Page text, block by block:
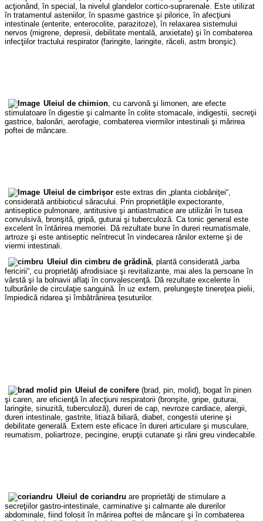
acţionând, în special, la nivelul glandelor cortico-suprarenale. Este utilizat
în tratamentul asteniilor, în spasme gastrice şi pilorice, în afecţiuni
intestinale (enterite, enterocolite, parazitoze), în relaxarea sistemului
nervos (migrene, depresii, debilitate mentală, anxietate) şi în combaterea
infecţiilor tractului respirator (faringite, laringite, răceli, astm bronşic).
Uleiul de chimion, cu carvonă şi limonen, are efecte
stimulatoare în digestie şi calmante în colite stomacale, indigestii, secreţii
gastrice, balonări, aerofagie, combaterea viermilor intestinali şi mărirea
poftei de mâncare.
Uleiul de cimbrişor este extras din „planta ciobăniţei“,
considerată antibioticul săracului. Prin proprietăţile expectorante,
antiseptice pulmonare, antitusive şi antiastmatice are utilizări în tusea
convulsivă, bronşită, gripă, guturai şi tuberculoză. Ca tonic general este
excelent în întărirea memoriei. Dă rezultate bune în dureri reumatismale,
artroze şi este antiseptic neîntrecut în vindecarea rănilor externe şi de
viermi intestinali.
Uleiul din cimbru de grădină, plantă considerată „iarba
fericirii“, cu proprietăţi afrodisiace şi revitalizante, mai ales la persoane în
vârstă şi la bolnavii aflaţi în convalescenţă. Dă rezultate excelente în
tulburările de circulaţie sanguină. În uz extern, prelungeşte tinereţea pielii,
împiedică ridarea şi îmbătrânirea ţesuturilor.
Uleiul de conifere (brad, pin, molid), bogat în pinen
şi caren, are eficienţă în afecţiuni respiratorii (bronşite, gripe, guturai,
laringite, sinuzită, tuberculoză), dureri de cap, nevroze cardiace, alergii,
dureri intestinale, gastrite, litiază biliară, diabet, congestii uterine şi
debilitate generală. Extern este eficace în dureri articulare şi musculare,
reumatism, poliartroze, pecingine, erupţii cutanate şi răni greu vindecabile.
Uleiul de coriandru are proprietăţi de stimulare a
secreţiilor gastro-intestinale, carminative şi calmante ale durerilor
abdominale, fiind folosit în mărirea poftei de mâncare şi în combaterea